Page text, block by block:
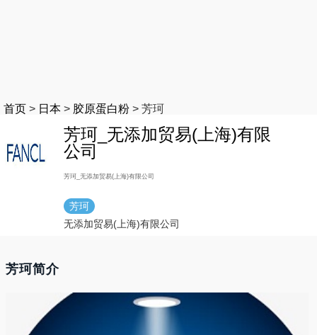
首页 > 日本 > 胶原蛋白粉 > 芳珂
芳珂_无添加贸易(上海)有限
公司
芳珂_无添加贸易(上海)有限公司
芳珂
无添加贸易(上海)有限公司
芳珂简介